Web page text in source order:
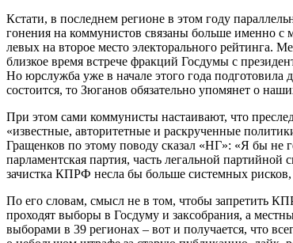
Кстати, в последнем регионе в этом году
гонения на коммунистов связаны больше именно
левых на второе место электорального рейтинга.
близкое время встрече фракций Госдумы с
Но юрслужба уже в начале этого года подготовила
состоится, то Зюганов обязательно упомянет о
При этом сами коммунисты настаивают, что
«известные, авторитетные и раскрученные
Гращенков по этому поводу сказал «НГ»: «Я бы не
парламентская партия, часть легальной
зачистка КПРФ несла бы больше системных
По его словам, смысл не в том, чтобы запретить
проходят выборы в Госдуму и заксобрания, а
выборами в 39 регионах – вот и получается, что